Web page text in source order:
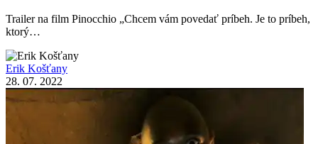
Trailer na film Pinocchio „Chcem vám povedať príbeh. Je to príbeh,
ktorý…
Erik Košťany
28. 07. 2022